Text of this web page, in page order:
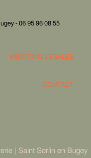
- 06 95 96 08 55
MENTIONS LÉGALES
CONTACT
| Saint Sorlin en Bugey